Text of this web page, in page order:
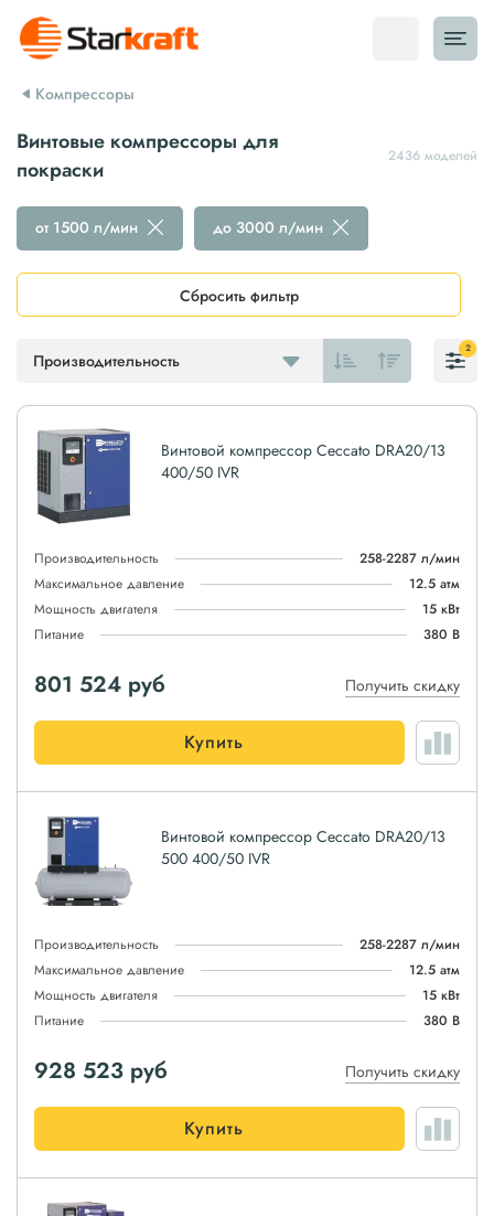
Компрессоры
Винтовые компрессоры для
покраски
2436 моделей
Производительность
от 1500 л/мин до 3000 л/мин
Сбросить фильтр
2
Винтовой компрессор Ceccato DRA20/13
400/50 IVR
Производительность
258-2287 л/мин
Максимальное давление
12.5 атм
Мощность двигателя
15 кВт
Питание
380 В
801 524 руб Получить скидку
Купить
Винтовой компрессор Ceccato DRA20/13
500 400/50 IVR
Производительность
258-2287 л/мин
Максимальное давление
12.5 атм
Мощность двигателя
15 кВт
Питание
380 В
928 523 руб Получить скидку
Купить